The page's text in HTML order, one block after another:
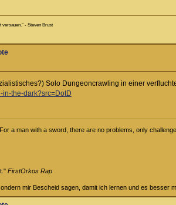
versauen." - Steven Brust
Solo Dungeoncrawling in einer
in-the-dark?src=DotD
a man with a sword, there are no problems, only
FirstOrkos Rap
mir Bescheid sagen, damit ich lernen und es besser